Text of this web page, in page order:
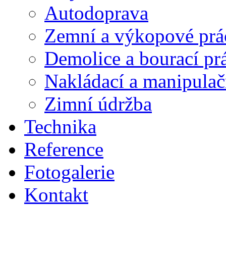
Autodoprava
Zemní a výkopové
Demolice a bourací
Nakládací a
Zimní údržba
Technika
Reference
Fotogalerie
Kontakt